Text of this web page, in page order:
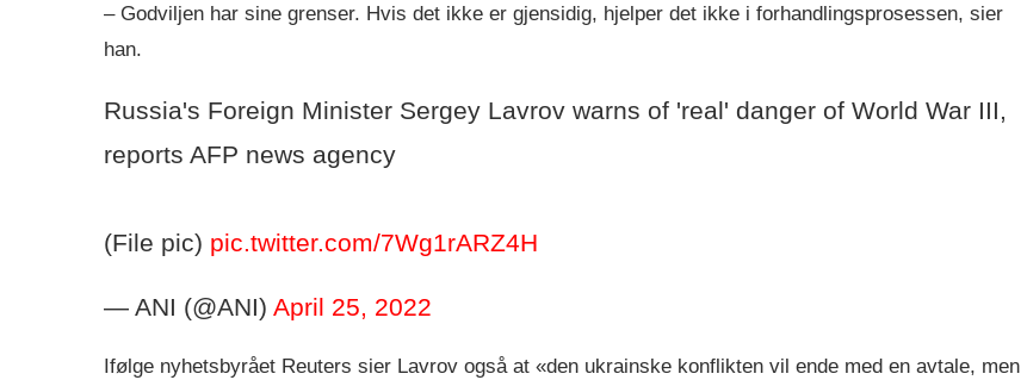
– Godviljen har sine grenser. Hvis det ikke er gjensidig, hjelper det ikke i forhandlingsprosessen, sier
han.
Russia's Foreign Minister Sergey Lavrov warns of 'real' danger of World War III,
reports AFP news agency
(File pic) pic.twitter.com/7Wg1rARZ4H
— ANI (@ANI) April 25, 2022
Ifølge nyhetsbyrået Reuters sier Lavrov også at «den ukrainske konflikten vil ende med en avtale, men